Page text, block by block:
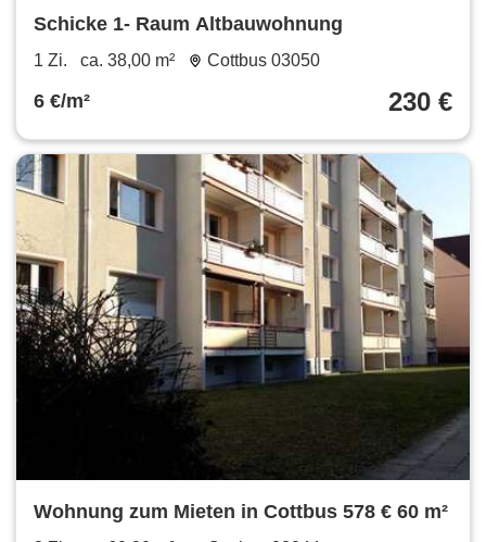
Schicke 1- Raum Altbauwohnung
1 Zi. ca. 38,00 m² Cottbus 03050
6 €/m² 230 €
Wohnung zum Mieten in Cottbus 578 € 60 m²